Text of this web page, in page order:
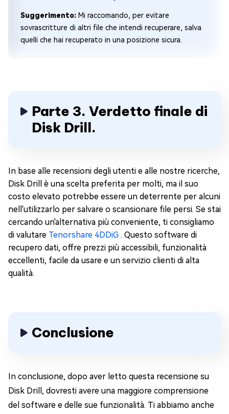
Suggerimento: Mi raccomando, per evitare
sovrascritture di altri file che intendi recuperare, salva
quelli che hai recuperato in una posizione sicura.
Parte 3. Verdetto finale di
Disk Drill.
In base alle recensioni degli utenti e alle nostre ricerche,
Disk Drill è una scelta preferita per molti, ma il suo
costo elevato potrebbe essere un deterrente per alcuni
nell'utilizzarlo per salvare o scansionare file persi. Se stai
cercando un'alternativa più conveniente, ti consigliamo
di valutare Tenorshare 4DDiG . Questo software di
recupero dati, offre prezzi più accessibili, funzionalità
eccellenti, facile da usare e un servizio clienti di alta
qualità.
Conclusione
In conclusione, dopo aver letto questa recensione su
Disk Drill, dovresti avere una maggiore comprensione
del software e delle sue funzionalità. Ti abbiamo anche